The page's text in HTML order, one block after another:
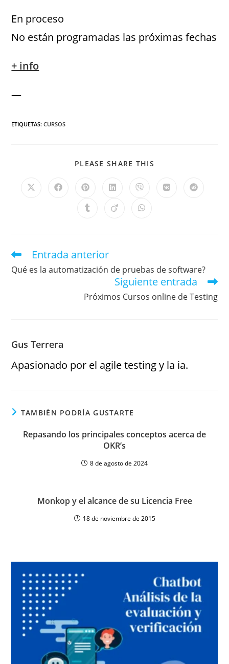
En proceso
No están programadas las próximas fechas
+ info
—
ETIQUETAS:CURSOS
PLEASE SHARE THIS
Entrada anterior
Qué es la automatización de pruebas de software?
Siguiente entrada
Próximos Cursos online de Testing
Gus Terrera
Apasionado por el agile testing y la ia.
TAMBIÉN PODRÍA GUSTARTE
Repasando los principales conceptos acerca de
OKR’s
8 de agosto de 2024
Monkop y el alcance de su Licencia Free
18 de noviembre de 2015